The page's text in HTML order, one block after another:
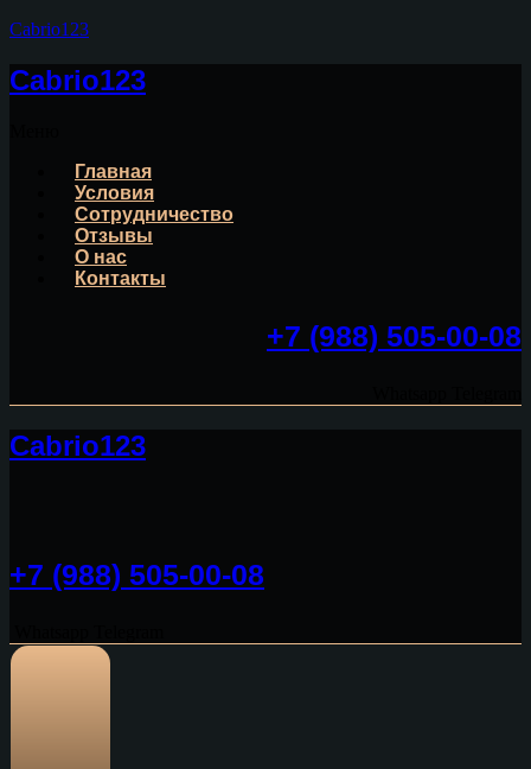
Cabrio123
Cabrio123
Главная
Условия
Сотрудничество
Отзывы
О нас
Контакты
+7 (988) 505-00-08
Cabrio123
+7 (988) 505-00-08